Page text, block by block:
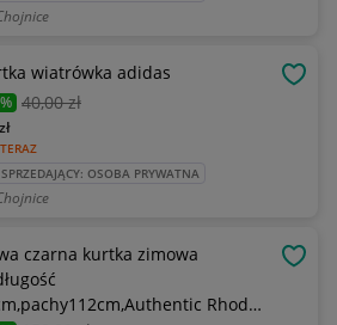
wiatrówka adidas
40,00 zł
zł
SPRZEDAJĄCY: OSOBA PRYWATNA
czarna kurtka zimowa
Rhode